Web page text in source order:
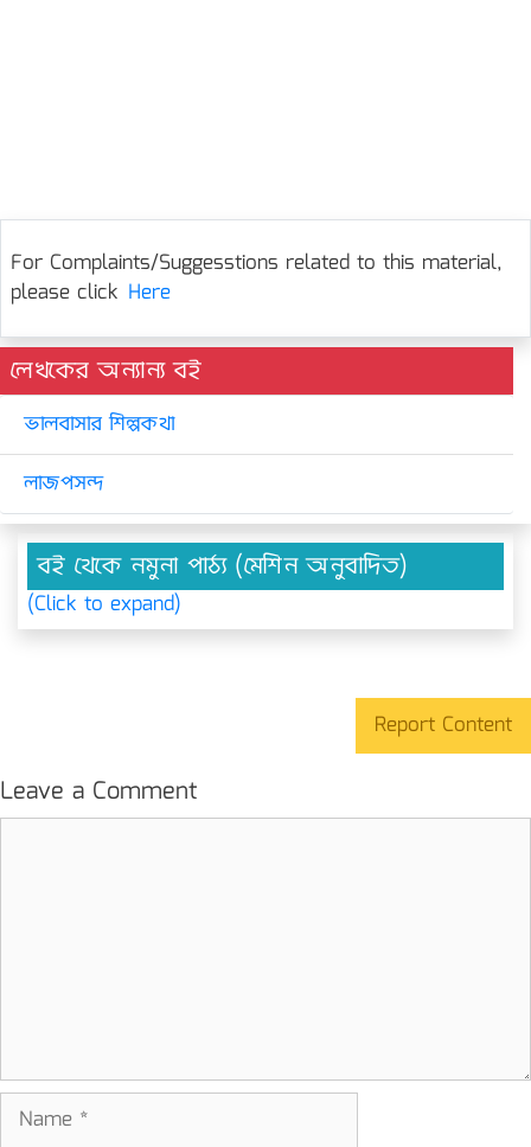
For Complaints/Suggesstions related to this material,
please click Here
লেখকের অন্যান্য বই
ভালবাসার শিল্পকথা
লাজপসন্দ
বই থেকে নমুনা পাঠ্য (মেশিন অনুবাদিত)
(Click to expand)
Report Content
Leave a Comment
Name